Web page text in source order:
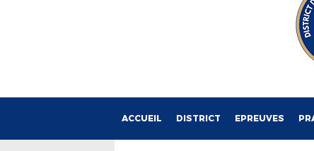
ACCUEIL DISTRICT EPREUVES